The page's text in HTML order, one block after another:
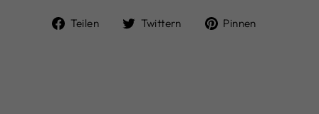
Teilen
Auf
Twittern
Auf
Pinnen